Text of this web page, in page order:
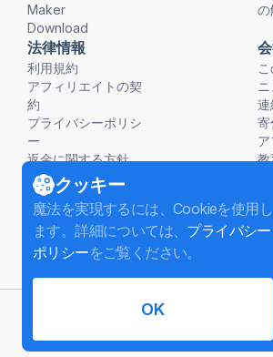
Maker
Download
の
法律情報
利用規約
アフィリエイトの契
約
プライバシーポリシ
ー
返金に関する方針
連
寄
教
©2026InterPromo GMBH. 無断複写
クッキー
魔法を実現するには、Cookieを使用し
ます。詳細については、 プライバシー
ポリシーをご覧ください。
OK